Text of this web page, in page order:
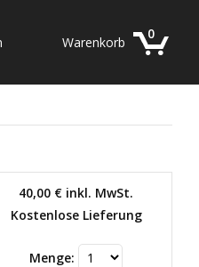
0
Warenkorb
40,00 € inkl. MwSt.
Kostenlose Lieferung
Menge: